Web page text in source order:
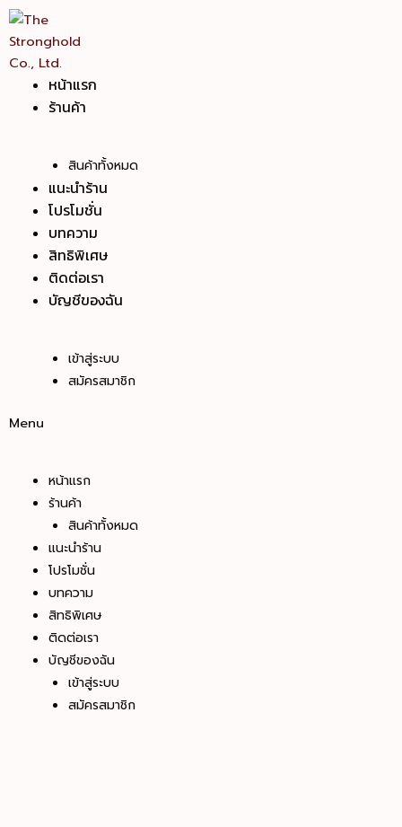
Skip
content
หน้าแรก
ร้านค้า
สินค้าทั้งหมด
แนะนำร้าน
โปรโมชั่น
บทความ
สิทธิพิเศษ
ติดต่อเรา
บัญชีของฉัน
เข้าสู่ระบบ
สมัครสมาชิก
Menu
หน้าแรก
ร้านค้า
สินค้าทั้งหมด
แนะนำร้าน
โปรโมชั่น
บทความ
สิทธิพิเศษ
ติดต่อเรา
บัญชีของฉัน
เข้าสู่ระบบ
สมัครสมาชิก